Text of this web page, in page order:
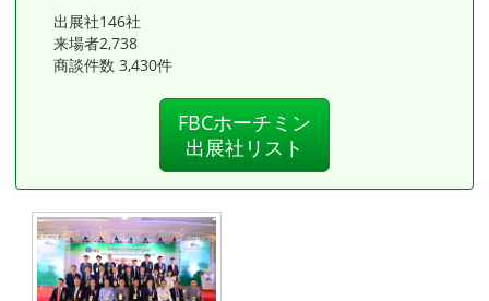
出展社146社
来場者2,738
商談件数 3,430件
FBCホーチミン
出展社リスト